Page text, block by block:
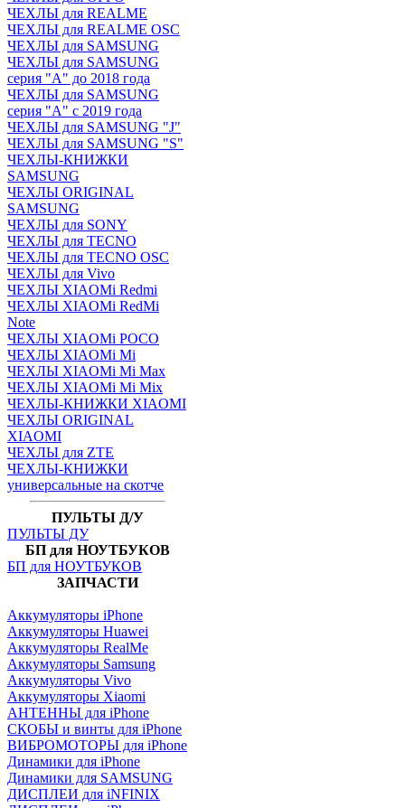
ЧЕХЛЫ для REALME
ЧЕХЛЫ для REALME OSC
ЧЕХЛЫ для SAMSUNG
ЧЕХЛЫ для SAMSUNG
серия "A" до 2018 года
ЧЕХЛЫ для SAMSUNG
серия "A" с 2019 года
ЧЕХЛЫ для SAMSUNG "J"
ЧЕХЛЫ для SAMSUNG "S"
ЧЕХЛЫ-КНИЖКИ
SAMSUNG
ЧЕХЛЫ ORIGINAL
SAMSUNG
ЧЕХЛЫ для SONY
ЧЕХЛЫ для TECNO
ЧЕХЛЫ для TECNO OSC
ЧЕХЛЫ для Vivo
ЧЕХЛЫ XIAOMi Redmi
ЧЕХЛЫ XIAOMi RedMi
Note
ЧЕХЛЫ XIAOMi POCO
ЧЕХЛЫ XIAOMi Mi
ЧЕХЛЫ XIAOMi Mi Max
ЧЕХЛЫ XIAOMi Mi Mix
ЧЕХЛЫ-КНИЖКИ XIAOMI
ЧЕХЛЫ ORIGINAL
XIAOMI
ЧЕХЛЫ для ZTE
ЧЕХЛЫ-КНИЖКИ
универсальные на скотче
ПУЛЬТЫ Д/У
ПУЛЬТЫ ДУ
БП для НОУТБУКОВ
БП для НОУТБУКОВ
ЗАПЧАСТИ
Аккумуляторы iPhone
Аккумуляторы Huawei
Аккумуляторы RealMe
Аккумуляторы Samsung
Аккумуляторы Vivo
Аккумуляторы Xiaomi
АНТЕННЫ для iPhone
СКОБЫ и винты для iPhone
ВИБРОМОТОРЫ для iPhone
Динамики для iPhone
Динамики для SAMSUNG
ДИСПЛЕИ для iNFINIX